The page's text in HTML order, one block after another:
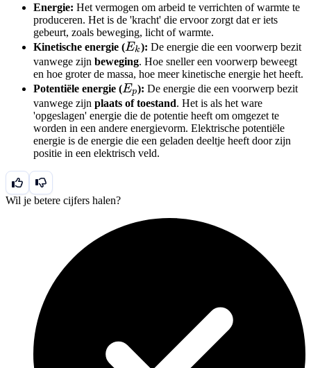
Energie: Het vermogen om arbeid te verrichten of warmte te
produceren. Het is de 'kracht' die ervoor zorgt dat er iets
gebeurt, zoals beweging, licht of warmte.
Kinetische energie (E_k
Ek): De energie die een voorwerp bezit
vanwege zijn beweging. Hoe sneller een voorwerp beweegt
en hoe groter de massa, hoe meer kinetische energie het heeft.
Potentiële energie (E_p
Ep): De energie die een voorwerp bezit
vanwege zijn plaats of toestand. Het is als het ware
'opgeslagen' energie die de potentie heeft om omgezet te
worden in een andere energievorm. Elektrische potentiële
energie is de energie die een geladen deeltje heeft door zijn
positie in een elektrisch veld.
Wil je betere cijfers halen?